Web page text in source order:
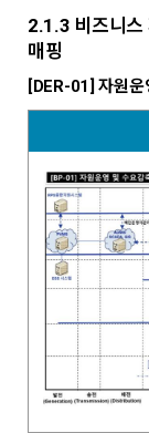
2.1.3 비즈니
매핑
[DER-01] 자원